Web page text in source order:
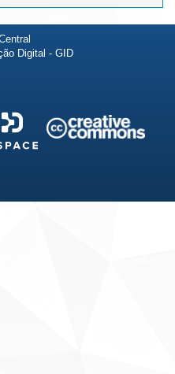
Digital - GID